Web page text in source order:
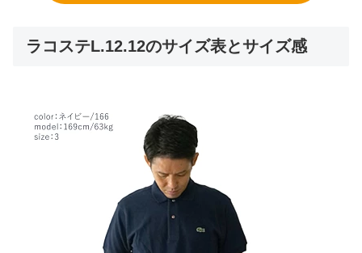
ラコステL.12.12のサイズ表とサイズ感